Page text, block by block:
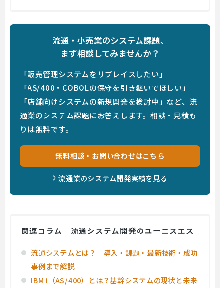
流通・小売業のシステム課題、
まず相談してみませんか？
「販売管理システムをリプレイスしたい」
「AS/400・COBOLの保守を引き継いでほしい」
「店舗向けシステムの新規開発を検討中」など、流
通業のシステム課題にお答えします。相談・見積も
りは無料です。
無料相談・お問い合わせはこちら
流通業のシステム開発実績を見る
関連コラム｜流通システム開発のユーエスエス
流通システムとは？｜導入・課題・最新技術・成功
事例まで解説
IBM i（AS/400）とは？基幹システムの現状と未来